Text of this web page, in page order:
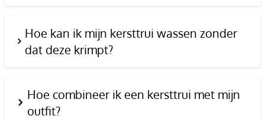
Hoe kan ik mijn kersttrui wassen zonder
dat deze krimpt?
Hoe combineer ik een kersttrui met mijn
outfit?